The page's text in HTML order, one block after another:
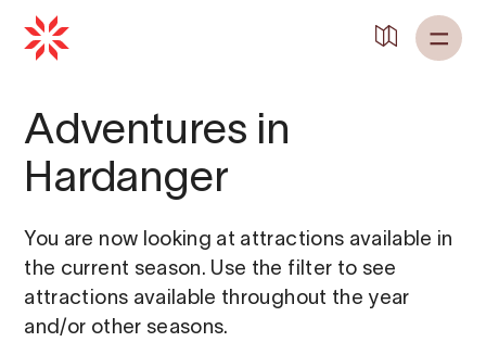
Adventures in
Hardanger
You are now looking at attractions available in
the current season. Use the filter to see
attractions available throughout the year
and/or other seasons.